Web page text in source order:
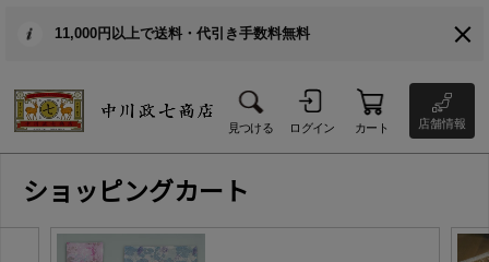
11,000円以上で送料・代引き手数料無料
見つける ログイン カート 店舗情報
ショッピングカート